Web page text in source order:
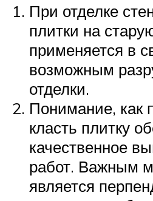
При отделке
плитки на
применяется в
возможным
отделки.
Понимание, как
класть плитку
качественное
работ. Важным
является